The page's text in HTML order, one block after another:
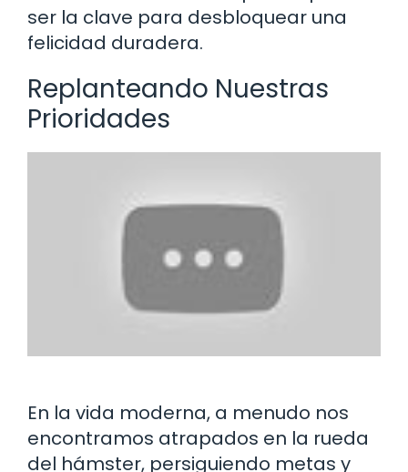
ser la clave para desbloquear una
felicidad duradera.
Replanteando Nuestras
Prioridades
En la vida moderna, a menudo nos
encontramos atrapados en la rueda
del hámster, persiguiendo metas y